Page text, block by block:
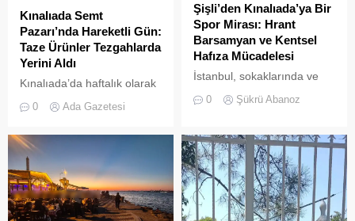
Kınalıada Semt
Pazarı’nda Hareketli Gün:
Taze Ürünler Tezgahlarda
Yerini Aldı
Kınalıada’da haftalık olarak
sakinleri ve ziyaretçilerin
canlılığına ulaştı.
0 Ada Gazetesi
Şişli’den Kınalıada’ya Bir
Spor Mirası: Hrant
Barsamyan ve Kentsel
Hafıza Mücadelesi
İstanbul, sokaklarında ve
yüzyıllardır biriktirdiği çok
devasa bir hafıza
mekânıdır.
0 Şükrü Abanoz